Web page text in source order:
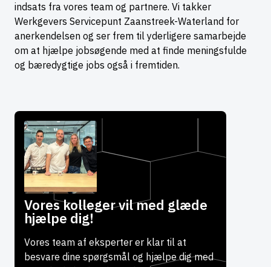
indsats fra vores team og partnere. Vi takker
Werkgevers Servicepunt Zaanstreek-Waterland for
anerkendelsen og ser frem til yderligere samarbejde
om at hjælpe jobsøgende med at finde meningsfulde
og bæredygtige jobs også i fremtiden.
Vores kolleger vil med glæde
hjælpe dig!
Vores team af eksperter er klar til at
besvare dine spørgsmål og hjælpe dig med